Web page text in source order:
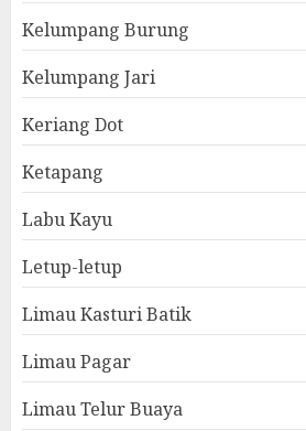
Kelumpang Burung
Kelumpang Jari
Keriang Dot
Ketapang
Labu Kayu
Letup-letup
Limau Kasturi Batik
Limau Pagar
Limau Telur Buaya